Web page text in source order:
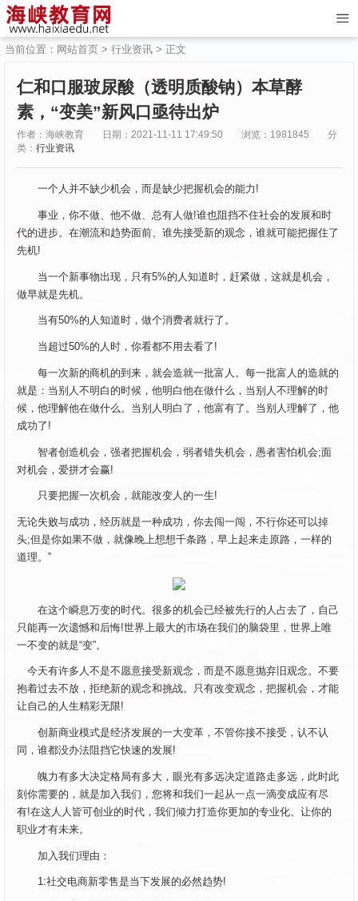
当前位置： 网站首页 > 行业资讯 > 正文
仁和口服玻尿酸（透明质酸钠）本草酵
素，“变美”新风口亟待出炉
作者：海峡教育 日期：2021-11-11 17:49:50 浏览：1981845
分
类： 行业资讯
一个人并不缺少机会，而是缺少把握机会的能力!
事业，你不做、他不做、总有人做!谁也阻挡不住社会的发展和时
代的进步。在潮流和趋势面前、谁先接受新的观念，谁就可能把握住了
先机!
当一个新事物出现，只有5%的人知道时，赶紧做，这就是机会，
做早就是先机。
当有50%的人知道时，做个消费者就行了。
当超过50%的人时，你看都不用去看了!
每一次新的商机的到来，就会造就一批富人。每一批富人的造就的
就是：当别人不明白的时候，他明白他在做什么，当别人不理解的时
候，他理解他在做什么。当别人明白了，他富有了。当别人理解了，他
成功了!
智者创造机会，强者把握机会，弱者错失机会，愚者害怕机会;面
对机会，爱拼才会赢!
只要把握一次机会，就能改变人的一生!
无论失败与成功，经历就是一种成功，你去闯一闯，不行你还可以掉
头;但是你如果不做，就像晚上想想千条路，早上起来走原路，一样的
道理。”
在这个瞬息万变的时代。很多的机会已经被先行的人占去了，自己
只能再一次遗憾和后悔!世界上最大的市场在我们的脑袋里，世界上唯
一不变的就是“变”。
今天有许多人不是不愿意接受新观念，而是不愿意抛弃旧观念。不要
抱着过去不放，拒绝新的观念和挑战。只有改变观念，把握机会，才能
让自己的人生精彩无限!
创新商业模式是经济发展的一大变革，不管你接不接受，认不认
同，谁都没办法阻挡它快速的发展!
魄力有多大决定格局有多大，眼光有多远决定道路走多远，此时此
刻你需要的，就是加入我们，您将和我们一起从一点一滴变成应有尽
有!在这人人皆可创业的时代，我们倾力打造你更加的专业化、让你的
职业才有未来。
加入我们理由：
1:社交电商新零售是当下发展的必然趋势!